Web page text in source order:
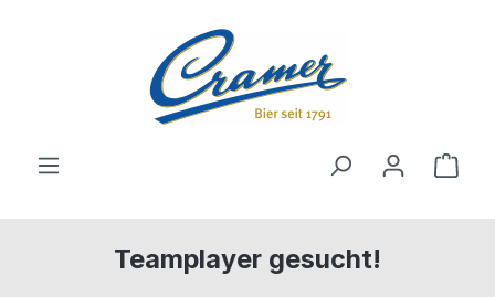
Teamplayer gesucht!